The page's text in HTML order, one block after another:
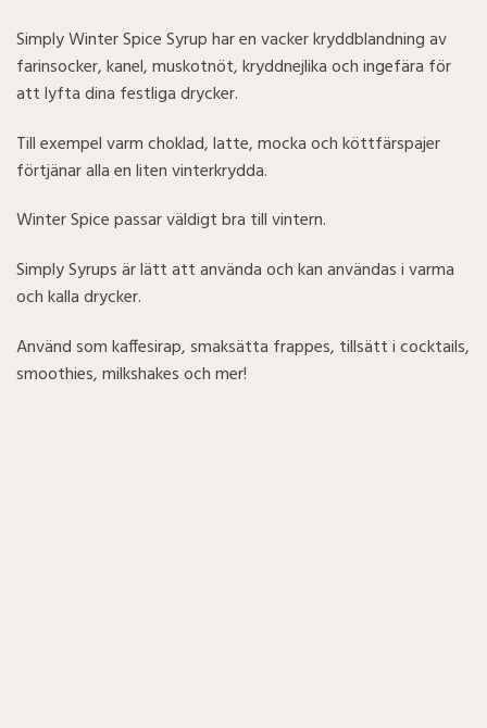
Simply Winter Spice Syrup har en vacker kryddblandning av
farinsocker, kanel, muskotnöt, kryddnejlika och ingefära för
att lyfta dina festliga drycker.
Till exempel varm choklad, latte, mocka och köttfärspajer
förtjänar alla en liten vinterkrydda.
Winter Spice passar väldigt bra till vintern.
Simply Syrups är lätt att använda och kan användas i varma
och kalla drycker.
Använd som kaffesirap, smaksätta frappes, tillsätt i cocktails,
smoothies, milkshakes och mer!